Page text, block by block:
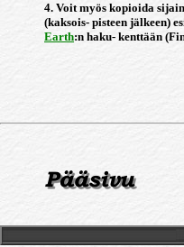
4. Voit myös kopioida
(kaksois- pisteen jälkeen)
Earth:n haku- kenttään